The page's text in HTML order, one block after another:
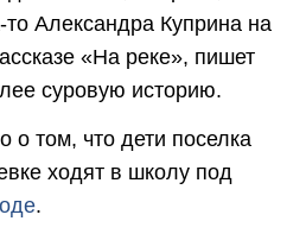
Александра Куприна на
«На реке», пишет
суровую историю.
о том, что дети поселка
ходят в школу под
.